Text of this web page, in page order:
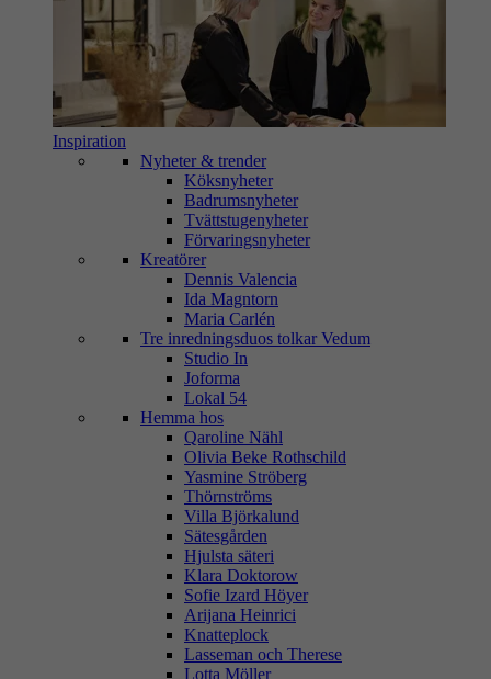
Inspiration
Nyheter & trender
Köksnyheter
Badrumsnyheter
Tvättstugenyheter
Förvaringsnyheter
Kreatörer
Dennis Valencia
Ida Magntorn
Maria Carlén
Tre inredningsduos tolkar Vedum
Studio In
Joforma
Lokal 54
Hemma hos
Qaroline Nähl
Olivia Beke Rothschild
Yasmine Ströberg
Thörnströms
Villa Björkalund
Sätesgården
Hjulsta säteri
Klara Doktorow
Sofie Izard Höyer
Arijana Heinrici
Knatteplock
Lasseman och Therese
Lotta Möller